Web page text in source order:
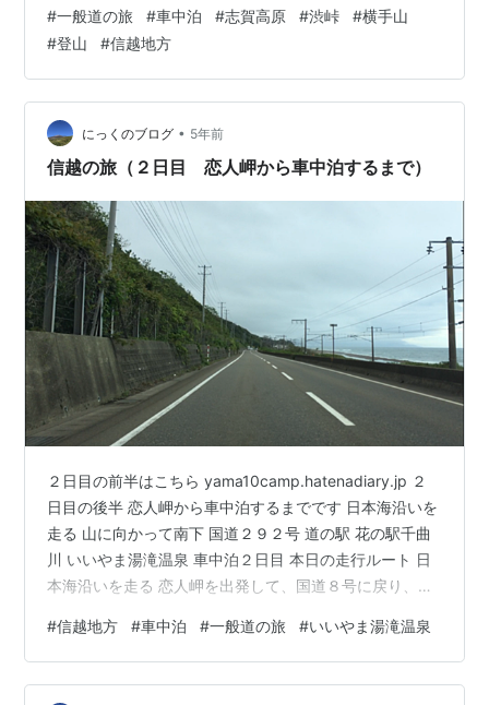
時に出発したかったけど、９時になってやっと出発する
ことが出来ました 国道２９２号線を走る まずは、国道２
９２号線をサンバレー方面に向かいます 予定は、サンバ
レーあたりを散策してから焼額山のほうを見に行ってか
ら、渋峠を越えるルートですが、時間的に難しそうで
す…
#一般道の旅 #車中泊 #志賀高原 #渋峠 #横手山
#登山 #信越地方
にっくのブログ • 5年前
信越の旅（２日目 恋人岬から車中泊するまで）
２日目の前半はこちら yama10camp.hatenadiary.jp ２
日目の後半 恋人岬から車中泊するまでです 日本海沿いを
走る 山に向かって南下 国道２９２号 道の駅 花の駅千曲
川 いいやま湯滝温泉 車中泊２日目 本日の走行ルート 日
本海沿いを走る 恋人岬を出発して、国道８号に戻り、上
で、日本海沿いを走ります ホントは山の上から日本海を
眺めたかったけど、天候が悪かったので、日本海沿いを
走ることが出来たので満足です 山に向かって南下 直江津
#信越地方 #車中泊 #一般道の旅 #いいやま湯滝温泉